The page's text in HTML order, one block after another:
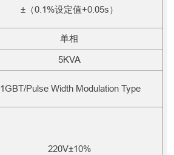
±（0.1%设定值+0.05s）
单相
5KVA
1GBT/Pulse Width Modulation Type
220V±10%